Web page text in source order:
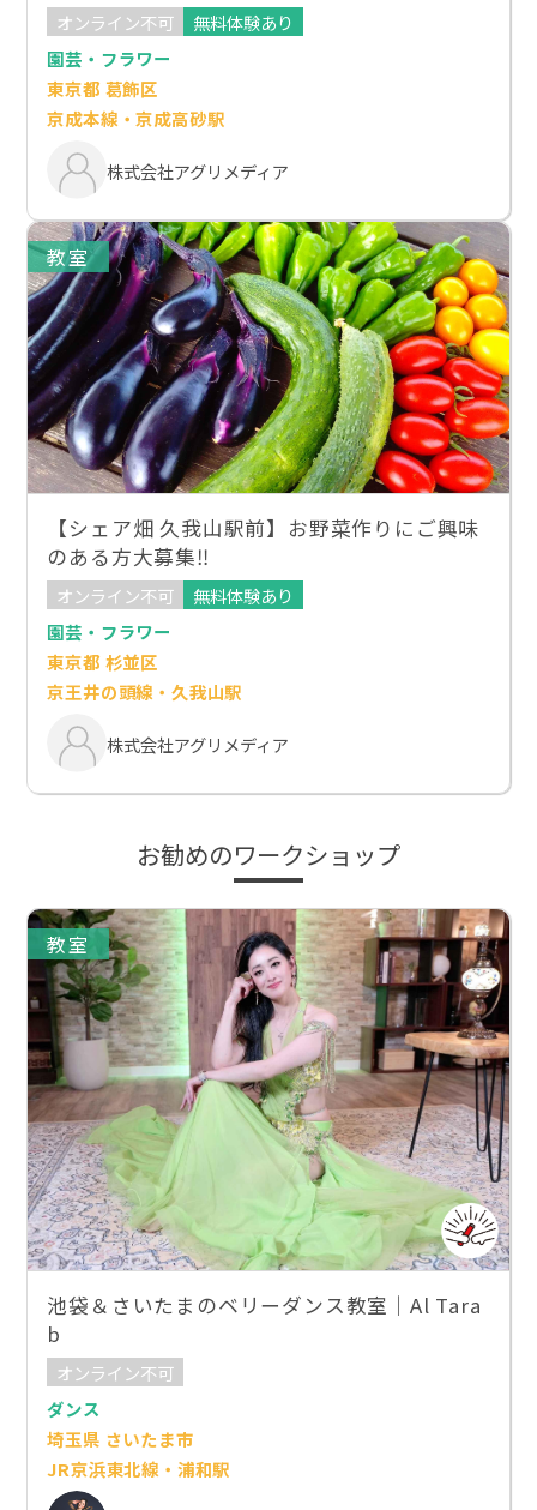
オンライン不可
無料体験あり
園芸・フラワー
東京都 葛飾区
京成本線・京成高砂駅
株式会社アグリメディア
教室
【シェア畑 久我山駅前】お野菜作りにご興味
のある方大募集‼
オンライン不可
無料体験あり
園芸・フラワー
東京都 杉並区
京王井の頭線・久我山駅
株式会社アグリメディア
お勧めのワークショップ
教室
池袋＆さいたまのベリーダンス教室｜Al Tara
b
オンライン不可
ダンス
埼玉県 さいたま市
JR京浜東北線・浦和駅